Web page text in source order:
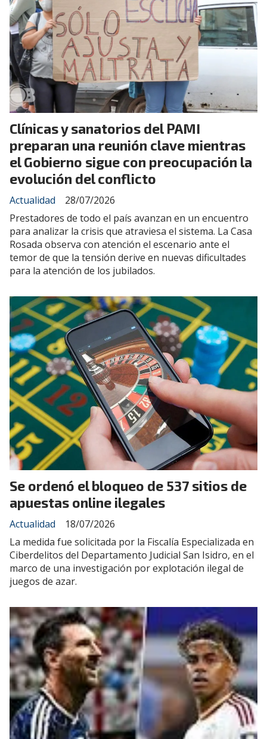
Clínicas y sanatorios del PAMI
preparan una reunión clave mientras
el Gobierno sigue con preocupación la
evolución del conflicto
Actualidad
28/07/2026
Prestadores de todo el país avanzan en un encuentro
para analizar la crisis que atraviesa el sistema. La Casa
Rosada observa con atención el escenario ante el
temor de que la tensión derive en nuevas dificultades
para la atención de los jubilados.
Se ordenó el bloqueo de 537 sitios de
apuestas online ilegales
Actualidad
18/07/2026
La medida fue solicitada por la Fiscalía Especializada en
Ciberdelitos del Departamento Judicial San Isidro, en el
marco de una investigación por explotación ilegal de
juegos de azar.